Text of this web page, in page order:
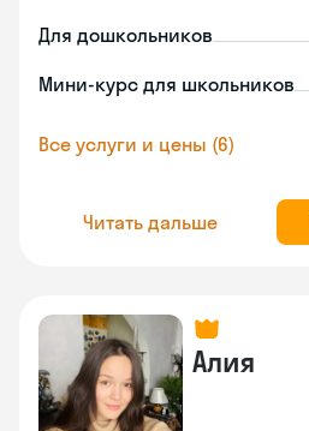
Для дошкольников
Мини-курс для школьников
Все услуги и цены (6)
Читать дальше
Алия